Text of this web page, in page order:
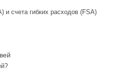
и счета гибких расходов (FSA)